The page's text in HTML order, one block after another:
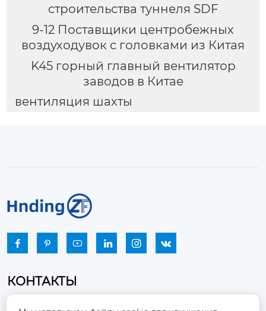
строительства туннеля SDF
9-12 Поставщики центробежных
воздуходувок с головками из Китая
K45 горный главный вентилятор
заводов в Китае
вентиляция шахты
     
КОНТАКТЫ
Промышленный парк, город Наньцзяо,